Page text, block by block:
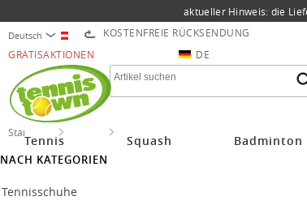
aktueller Hinweis: die
Deutsch KOSTENFREIE RÜCKSENDUNG
GRATISAKTIONEN
DE
Tennis Squash Badminton
Startseite
NACH KATEGORIEN
Tennisschuhe